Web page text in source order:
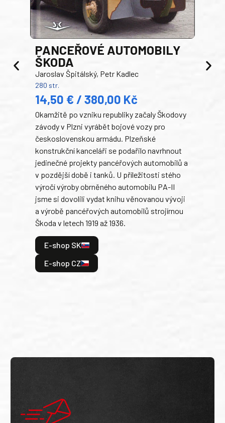
PANCEŘOVÉ AUTOMOBILY
ŠKODA
Jaroslav Špitálský, Petr Kadlec
280 str.
14,50 € / 380,00 Kč
Okamžitě po vzniku republiky začaly Škodovy
závody v Plzni vyrábět bojové vozy pro
československou armádu. Plzeňské
konstrukční kanceláři se podařilo navrhnout
jedinečné projekty pancéřových automobilů a
v pozdější době i tanků. U příležitosti stého
výročí výroby obrněného automobilu PA-II
jsme si dovolili vydat knihu věnovanou vývoji
a výrobě pancéřových automobilů strojírnou
Škoda v letech 1919 až 1936.
E-shop SK
E-shop CZ